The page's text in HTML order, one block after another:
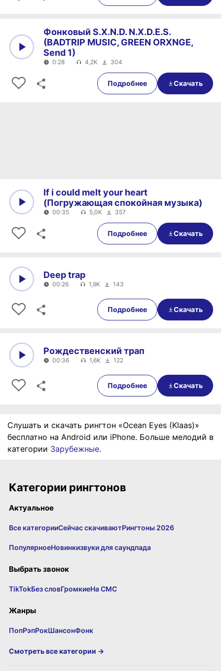
0:28
Фонковый S.X.N.D. N.X.D.E.S.
(BADTRIP MUSIC, GREEN ORXNGE,
Send 1)
0:28 4,2K 304
Подробнее Скачать
00:35
If i could melt your heart
(Погружающая спокойная музыка)
00:35 5,0K 357
Подробнее Скачать
00:26
Deep trap
00:26 1,9K 143
Подробнее Скачать
00:36
Рождественский трап
00:36 1,6K 122
Подробнее Скачать
Слушать и скачать рингтон «Ocean Eyes (Klaas)»
бесплатно на Android или iPhone. Больше мелодий в
категории Зарубежные.
Категории рингтонов
Актуальное
Все категорииСейчас скачиваютРингтоны 2026
ПопулярноеНовинкизвуки для саундпада
Выбрать звонок
TikTokБез словГромкиеНа СМС
Жанры
ПопРэпРокШансонФонк
Смотреть все категории →